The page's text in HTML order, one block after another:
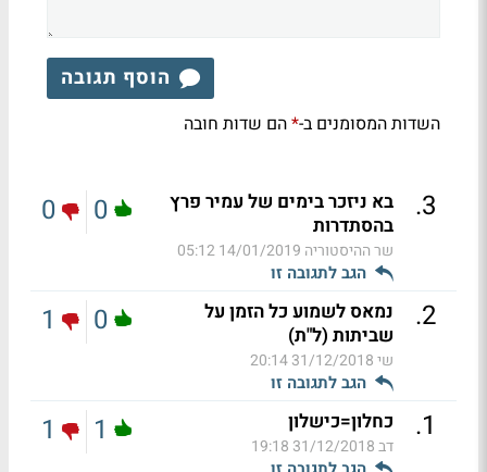
הוסף תגובה
השדות המסומנים ב-*הם שדות חובה
3
.
בא ניזכר בימים של עמיר פרץ
בהסתדרות
שר ההיסטוריה 14/01/2019 05:12
הגב לתגובה זו
0
0
2
.
נמאס לשמוע כל הזמן על
שביתות (ל"ת)
שי31/12/2018 20:14
הגב לתגובה זו
0
1
1
. כחלון=כישלון
דב31/12/2018 19:18
1
1